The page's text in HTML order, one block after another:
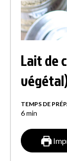
Lait de
TEMPS DE
6min